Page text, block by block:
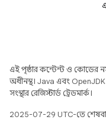
এই পৃষ্ঠার কন্টেন্ট ও কোডের
অধীনস্থ। Java এবং
সংস্থার রেজিস্টার্ড ট্রেডমার্ক।
2025-07-29 UTC-তে